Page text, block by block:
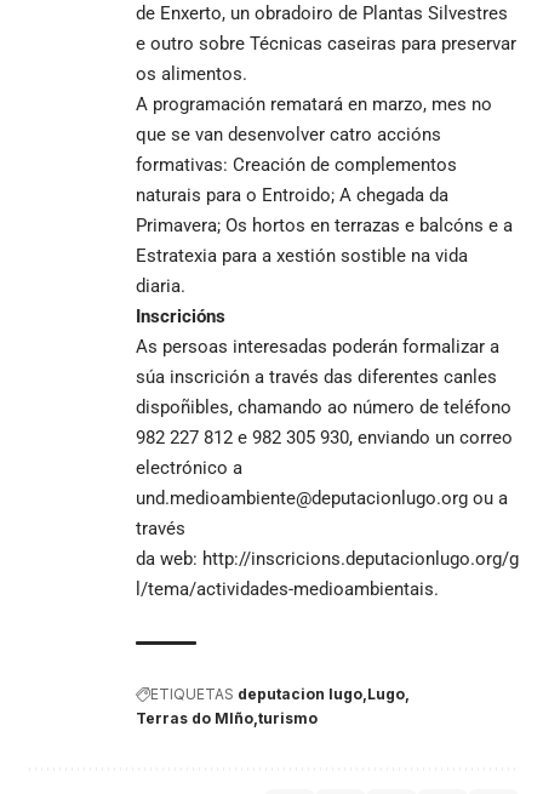
de Enxerto, un obradoiro de Plantas Silvestres
e outro sobre Técnicas caseiras para preservar
os alimentos.
A programación rematará en marzo, mes no
que se van desenvolver catro accións
formativas: Creación de complementos
naturais para o Entroido; A chegada da
Primavera; Os hortos en terrazas e balcóns e a
Estratexia para a xestión sostible na vida
diaria.
Inscricións
As persoas interesadas poderán formalizar a
súa inscrición a través das diferentes canles
dispoñibles, chamando ao número de teléfono
982 227 812 e 982 305 930, enviando un correo
electrónico a
und.medioambiente@deputacionlugo.org ou a
través
da web: http://inscricions.deputacionlugo.org/g
l/tema/actividades-medioambientais.
ETIQUETAS deputacion lugo Lugo
Terras do MIño turismo